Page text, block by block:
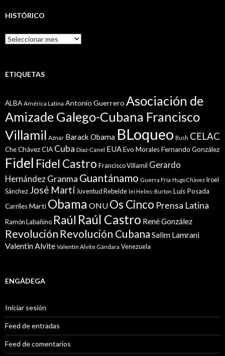
HISTÓRICO
Histórico
ETIQUETAS
ALBA América Latina Antonio Guerrero Asociación de
Amizade Galego-Cubana Francisco
Villamil Aznar Barack Obama BLoqueo Bush CELAC
CheChávezCIA Cuba Diaz-Canel EUAEvo MoralesFernando González
Fidel Fidel Castro Francisco Villamil Gerardo
Hernández Granma Guantánamo Guerra Fría Hugo Chávez Iroel
Sánchez José Martí Juventud Rebelde lei Helms-Burton Luis Posada
CarrilesMartí Obama ONU Os Cinco Prensa Latina
Ramón Labañino Raúl Raúl Castro René González
Revolución Revolución Cubana Salim Lamrani
Valentin Alvite Valentín Alvite Gándara Venezuela
ENGÁDEGA
Iniciar sesión
Feed de entradas
Feed de comentarios